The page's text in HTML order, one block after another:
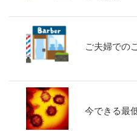
ご夫婦での
今できる最